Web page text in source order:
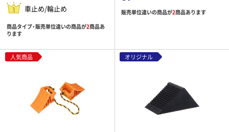
車止め/輪止め
商品タイプ・販売単位違いの商品が2商品あ
ります
販売単位違いの商品が2商品あります
人気商品 オリジナル